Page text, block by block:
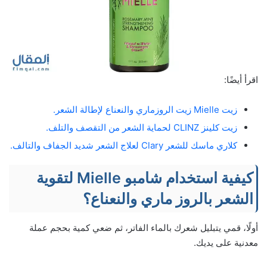
اقرأ أيضًا:
زيت Mielle زيت الروزماري والنعناع لإطالة الشعر.
زيت كلينز CLINZ لحماية الشعر من التقصف والتلف.
كلاري ماسك للشعر Clary لعلاج الشعر شديد الجفاف والتالف.
كيفية استخدام شامبو Mielle لتقوية
الشعر بالروز ماري والنعناع؟
أولًا، قمي يتبليل شعرك بالماء الفاتر، ثم ضعي كمية بحجم عملة
معدنية على يديك.